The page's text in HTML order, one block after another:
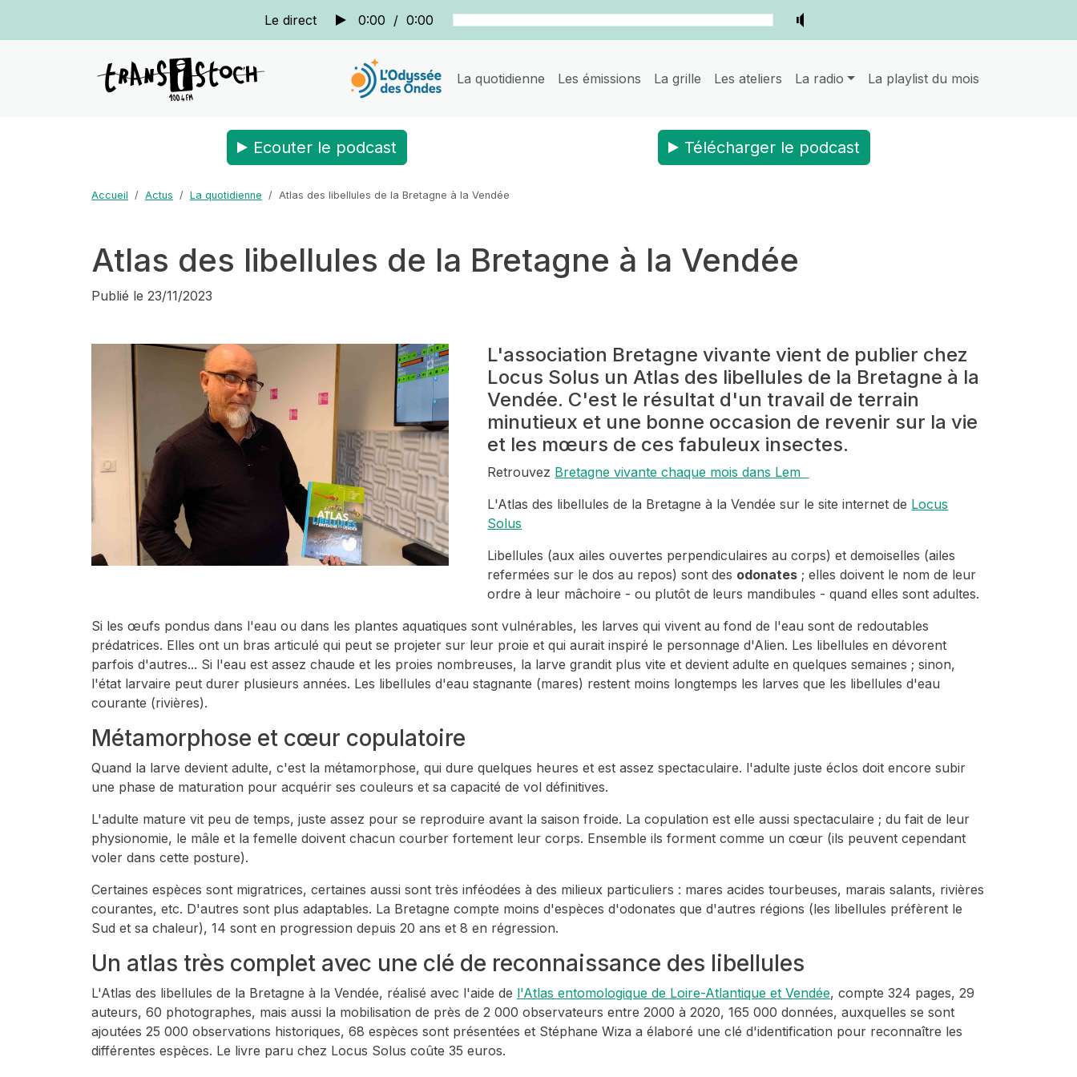
Le direct 0:00 / 0:00
La quotidienne Les émissions La grille Les ateliers La radio La playlist du mois
Ecouter le podcast Télécharger le podcast
Accueil Actus La quotidienne Atlas des libellules de la Bretagne à la Vendée
Atlas des libellules de la Bretagne à la Vendée
Publié le 23/11/2023
L'association Bretagne vivante vient de publier chez
Locus Solus unAtlas des libellules de la Bretagne à la
Vendée. C'est le résultat d'un travail de terrain
minutieux et une bonne occasion de revenir sur la vie
et les mœurs de ces fabuleux insectes.
Retrouvez Bretagne vivante chaque mois dans Lem
L'Atlas des libellules de la Bretagne à la Vendée sur le site internet de Locus
Solus
Libellules (aux ailes ouvertes perpendiculaires au corps) et demoiselles (ailes
refermées sur le dos au repos) sont des odonates ; elles doivent le nom de leur
ordre à leur mâchoire - ou plutôt de leurs mandibules - quand elles sont adultes.
Si les œufs pondus dans l'eau ou dans les plantes aquatiques sont vulnérables, les larves qui vivent au fond de l'eau sont de redoutables
prédatrices. Elles ont un bras articulé qui peut se projeter sur leur proie et qui aurait inspiré le personnage d'Alien. Les libellules en dévorent
parfois d'autres... Si l'eau est assez chaude et les proies nombreuses, la larve grandit plus vite et devient adulte en quelques semaines ; sinon,
l'état larvaire peut durer plusieurs années. Les libellules d'eau stagnante (mares) restent moins longtemps les larves que les libellules d'eau
courante (rivières).
Métamorphose et cœur copulatoire
Quand la larve devient adulte, c'est la métamorphose, qui dure quelques heures et est assez spectaculaire. l'adulte juste éclos doit encore subir
une phase de maturation pour acquérir ses couleurs et sa capacité de vol définitives.
L'adulte mature vit peu de temps, juste assez pour se reproduire avant la saison froide. La copulation est elle aussi spectaculaire ; du fait de leur
physionomie, le mâle et la femelle doivent chacun courber fortement leur corps. Ensemble ils forment comme un cœur (ils peuvent cependant
voler dans cette posture).
Certaines espèces sont migratrices, certaines aussi sont très inféodées à des milieux particuliers : mares acides tourbeuses, marais salants, rivières
courantes, etc. D'autres sont plus adaptables. La Bretagne compte moins d'espèces d'odonates que d'autres régions (les libellules préfèrent le
Sud et sa chaleur), 14 sont en progression depuis 20 ans et 8 en régression.
Un atlas très complet avec une clé de reconnaissance des libellules
L'Atlas des libellules de la Bretagne à la Vendée, réalisé avec l'aide de l'Atlas entomologique de Loire-Atlantique et Vendée, compte 324 pages, 29
auteurs, 60 photographes, mais aussi la mobilisation de près de 2 000 observateurs entre 2000 à 2020, 165 000 données, auxquelles se sont
ajoutées 25 000 observations historiques, 68 espèces sont présentées et Stéphane Wiza a élaboré une clé d'identification pour reconnaître les
différentes espèces. Le livre paru chez Locus Solus coûte 35 euros.